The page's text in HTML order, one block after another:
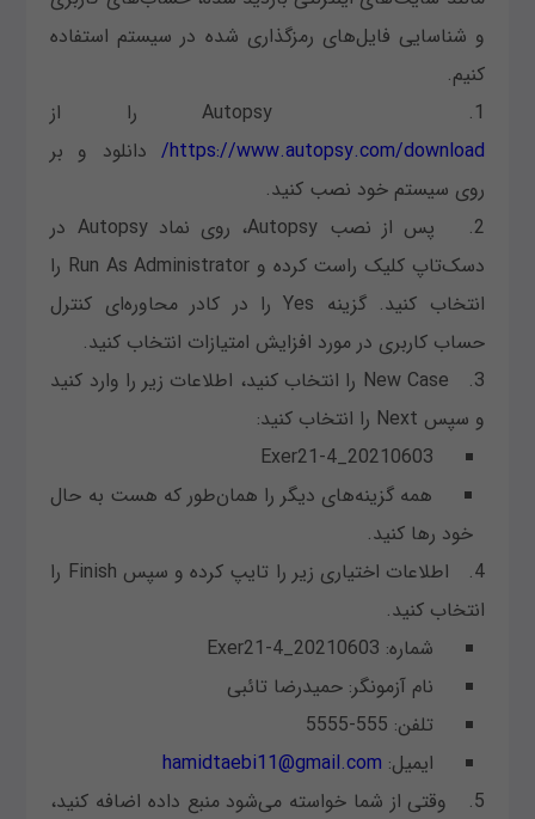
و شناسایی فایل‌های رمزگذاری شده در سیستم استفاده
کنیم.
1. Autopsy را از
https://www.autopsy.com/download/
دانلود و بر
روی سیستم خود نصب کنید.
2. پس از نصب Autopsy، روی نماد Autopsy در
دسک‌تاپ کلیک راست کرده و Run As Administrator را
انتخاب کنید. گزینه Yes را در کادر محاوره‌ای کنترل
حساب کاربری در مورد افزایش امتیازات انتخاب کنید.
3. New Case را انتخاب کنید، اطلاعات زیر را وارد کنید
و سپس Next را انتخاب کنید:
همه گزینه‌های دیگر را همان‌طور که هست به حال
خود رها کنید.
4. اطلاعات اختیاری زیر را تایپ کرده و سپس Finish را
انتخاب کنید.
شماره: 20210603_Exer21-4
نام آزمونگر: حمیدرضا تائبی
تلفن: 555-5555
ایمیل: hamidtaebi11@gmail.com
5. وقتی از شما خواسته می‌شود منبع داده اضافه کنید،